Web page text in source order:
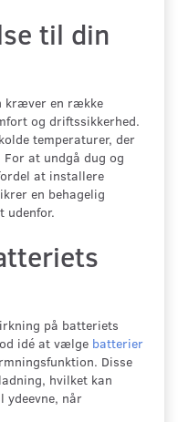
til din
kræver en række
og driftssikkerhed.
temperaturer, der
at undgå dug og
at installere
en behagelig
udenfor.
på batteriets
idé at vælge batterier
Disse
hvilket kan
ydeevne, når